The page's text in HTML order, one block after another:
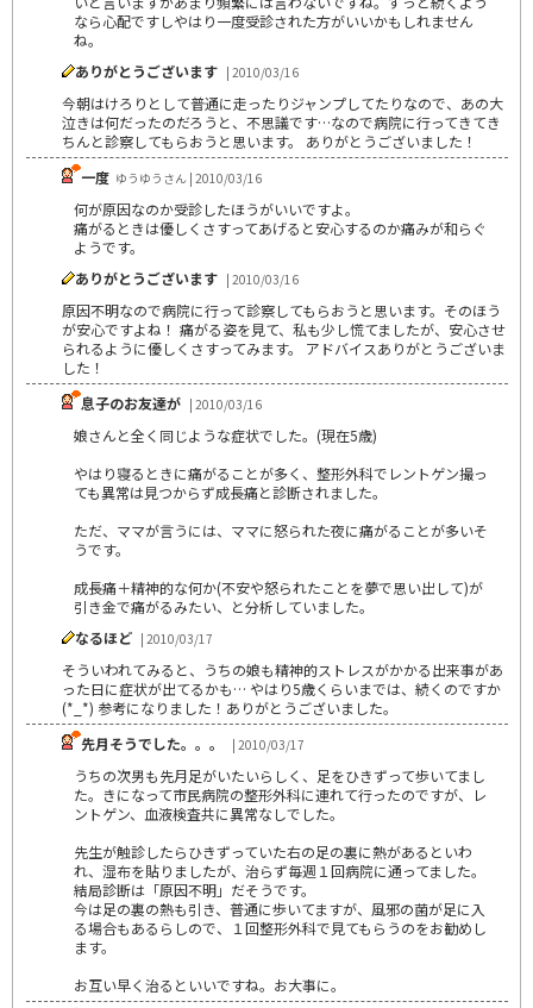
なら心配ですしやはり一度受診された方がいいかもしれません
ね。
ありがとうございます | 2010/03/16
今朝はけろりとして普通に走ったりジャンプしてたりなので、あの大
泣きは何だったのだろうと、不思議です…なので病院に行ってきてき
ちんと診察してもらおうと思います。 ありがとうございました！
一度 ゆうゆうさん | 2010/03/16
何が原因なのか受診したほうがいいですよ。
痛がるときは優しくさすってあげると安心するのか痛みが和らぐ
ようです。
ありがとうございます | 2010/03/16
原因不明なので病院に行って診察してもらおうと思います。そのほう
が安心ですよね！ 痛がる姿を見て、私も少し慌てましたが、安心させ
られるように優しくさすってみます。 アドバイスありがとうございま
した！
息子のお友達が | 2010/03/16
娘さんと全く同じような症状でした。(現在5歳)
やはり寝るときに痛がることが多く、整形外科でレントゲン撮っ
ても異常は見つからず成長痛と診断されました。
ただ、ママが言うには、ママに怒られた夜に痛がることが多いそ
うです。
成長痛＋精神的な何か(不安や怒られたことを夢で思い出して)が
引き金で痛がるみたい、と分析していました。
なるほど | 2010/03/17
そういわれてみると、うちの娘も精神的ストレスがかかる出来事があ
った日に症状が出てるかも… やはり5歳くらいまでは、続くのですか
(*_*) 参考になりました！ありがとうございました。
先月そうでした。。。
| 2010/03/17
うちの次男も先月足がいたいらしく、足をひきずって歩いてまし
た。きになって市民病院の整形外科に連れて行ったのですが、レ
ントゲン、血液検査共に異常なしでした。
先生が触診したらひきずっていた右の足の裏に熱があるといわ
れ、湿布を貼りましたが、治らず毎週１回病院に通ってました。
結局診断は「原因不明」だそうです。
今は足の裏の熱も引き、普通に歩いてますが、風邪の菌が足に入
る場合もあるらしので、１回整形外科で見てもらうのをお勧めし
ます。
お互い早く治るといいですね。お大事に。